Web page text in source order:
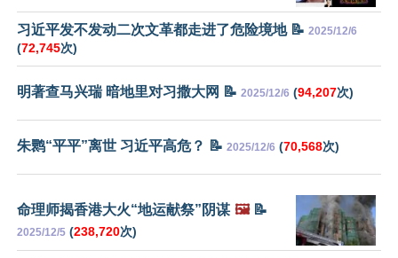
习近平发不发动二次文革都走进了危险境地 📝 2025/12/6
(72,745次)
明著查马兴瑞 暗地里对习撒大网 📝 2025/12/6 (94,207次)
朱鹮“平平”离世 习近平高危？ 📝 2025/12/6 (70,568次)
命理师揭香港大火“地运献祭”阴谋 🖼️📝
2025/12/5 (238,720次)